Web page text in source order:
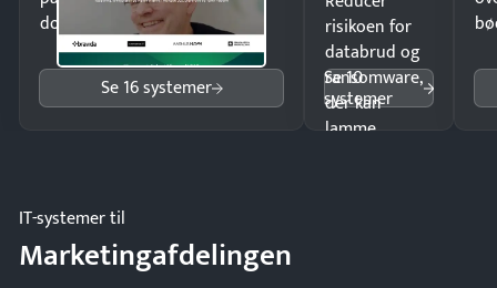
dokumenter.
Se 16 systemer
risikoen for
databrud og
ransomware,
der kan
lamme
Se 10
systemer
IT-systemer til
Marketingafdelingen